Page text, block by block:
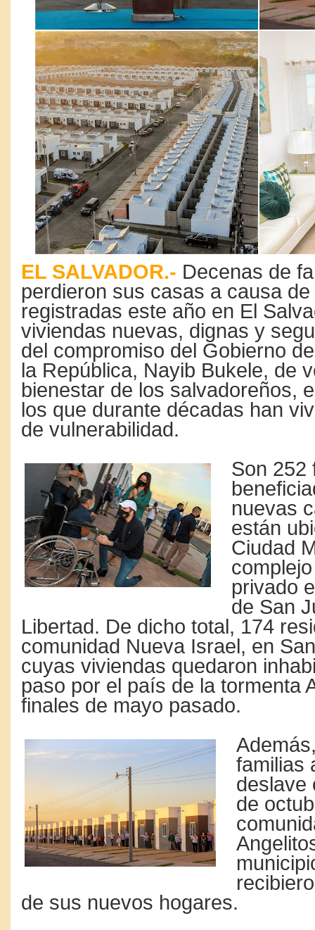
EL SALVADOR.- Decenas de
perdieron sus casas a causa
registradas este año en El
viviendas nuevas, dignas y
del compromiso del Gobierno
la República, Nayib Bukele, de
bienestar de los salvadoreños,
los que durante décadas han
de vulnerabilidad.
Son 252
nuevas
están
Ciudad
privado
de San
Libertad. De dicho total, 174
comunidad Nueva Israel, en
cuyas viviendas quedaron
paso por el país de la tormenta
finales de mayo pasado.
familias
deslave
de
de sus nuevos hogares.